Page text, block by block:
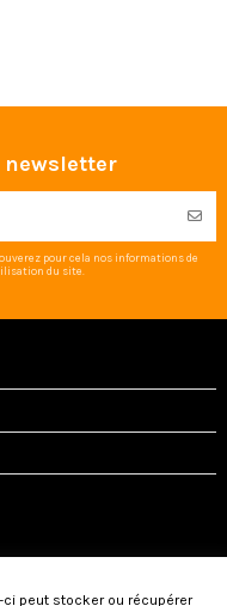
newsletter
pour cela nos informations de
du site.
peut stocker ou récupérer